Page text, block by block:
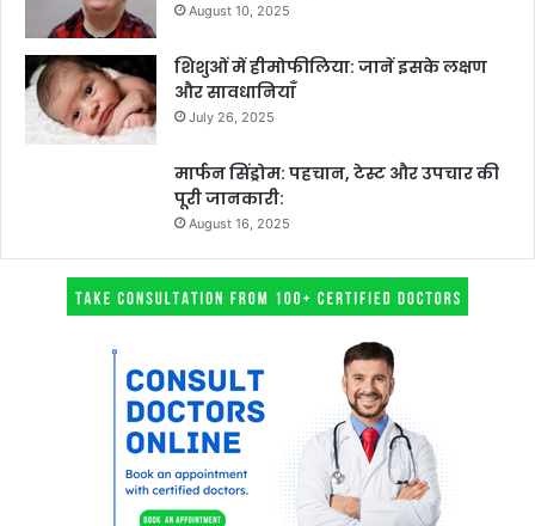
August 10, 2025
शिशुओं में हीमोफीलिया: जानें इसके लक्षण
और सावधानियाँ
July 26, 2025
मार्फन सिंड्रोम: पहचान, टेस्ट और उपचार की
पूरी जानकारी:
August 16, 2025